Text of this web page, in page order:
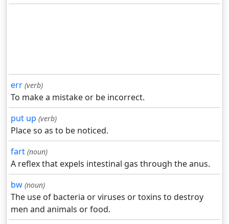
err (verb)
To make a mistake or be incorrect.
put up (verb)
Place so as to be noticed.
fart (noun)
A reflex that expels intestinal gas through the anus.
bw (noun)
The use of bacteria or viruses or toxins to destroy
men and animals or food.